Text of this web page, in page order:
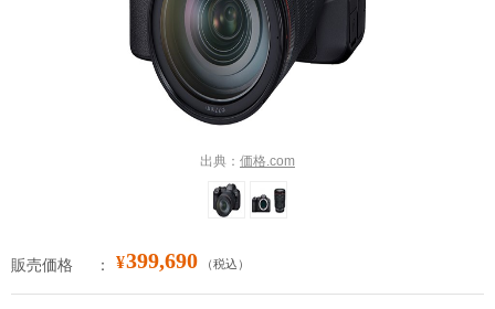
出典： 価格.com
販売価格 ¥399,690 （税込）